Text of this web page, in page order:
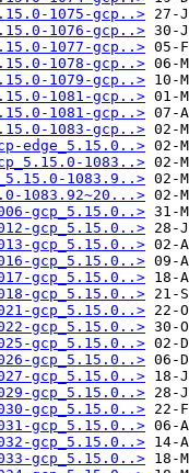
1075-gcp..>
1076-gcp..>
1077-gcp..>
1078-gcp..>
1079-gcp..>
1081-gcp..>
1081-gcp..>
1083-gcp..>
edge_5.15.0..>
1083..>
1083.9..>
1083.92~20...>
gcp_5.15.0..>
gcp_5.15.0..>
gcp_5.15.0..>
gcp_5.15.0..>
gcp_5.15.0..>
gcp_5.15.0..>
gcp_5.15.0..>
gcp_5.15.0..>
gcp_5.15.0..>
gcp_5.15.0..>
gcp_5.15.0..>
gcp_5.15.0..>
gcp_5.15.0..>
gcp_5.15.0..>
gcp_5.15.0..>
gcp_5.15.0..>